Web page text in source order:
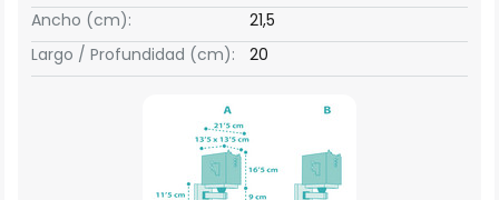
Ancho (cm): 21,5
Largo / Profundidad (cm): 20